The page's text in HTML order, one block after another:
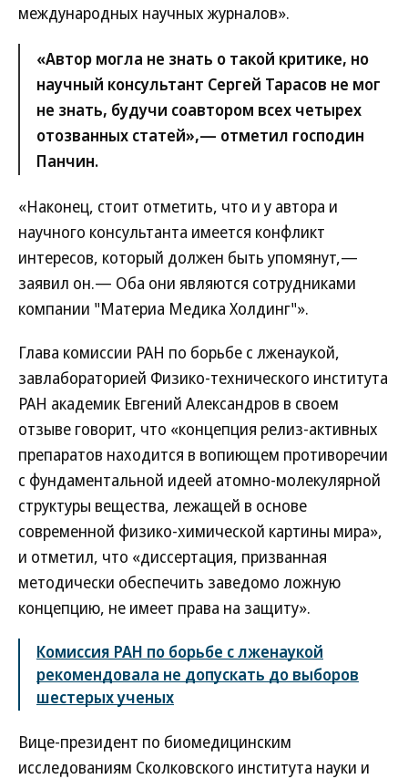
международных научных журналов».
«Автор могла не знать о такой критике, но
научный консультант Сергей Тарасов не мог
не знать, будучи соавтором всех четырех
отозванных статей»,— отметил господин
Панчин.
«Наконец, стоит отметить, что и у автора и
научного консультанта имеется конфликт
интересов, который должен быть упомянут,—
заявил он.— Оба они являются сотрудниками
компании "Материа Медика Холдинг"».
Глава комиссии РАН по борьбе с лженаукой,
завлабораторией Физико-технического института
РАН академик Евгений Александров в своем
отзыве говорит, что «концепция релиз-активных
препаратов находится в вопиющем противоречии
с фундаментальной идеей атомно-молекулярной
структуры вещества, лежащей в основе
современной физико-химической картины мира»,
и отметил, что «диссертация, призванная
методически обеспечить заведомо ложную
концепцию, не имеет права на защиту».
Комиссия РАН по борьбе с лженаукой
рекомендовала не допускать до выборов
шестерых ученых
Вице-президент по биомедицинским
исследованиям Сколковского института науки и